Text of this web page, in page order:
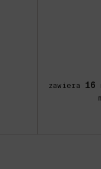
zawiera 16